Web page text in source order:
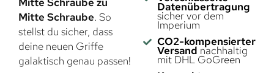
Mitte Schraube zu
Mitte Schraube. So
stellst du sicher, dass
deine neuen Griffe
galaktisch genau passen!
Datenübertragung
sicher vor dem
Imperium
CO2-kompensierter
Versand nachhaltig
mit DHL GoGreen